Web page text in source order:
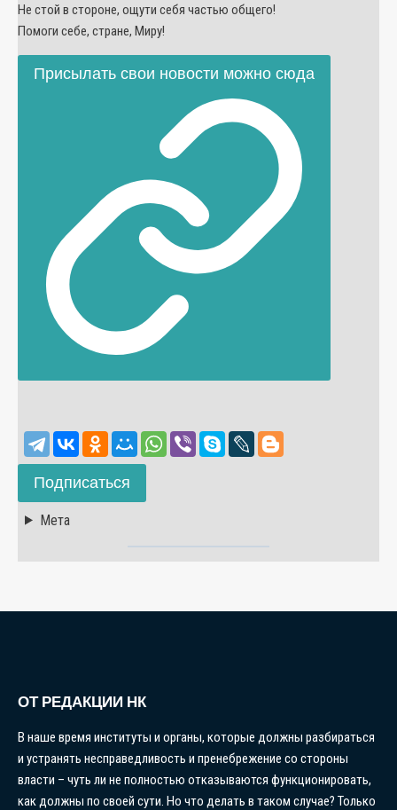
Не стой в стороне, ощути себя частью общего!
Помоги себе, стране, Миру!
Присылать свои новости можно сюда
Подписаться
Мета
ОТ РЕДАКЦИИ НК
В наше время институты и органы, которые должны разбираться
и устранять несправедливость и пренебрежение со стороны
власти – чуть ли не полностью отказываются функционировать,
как должны по своей сути. Но что делать в таком случае? Только